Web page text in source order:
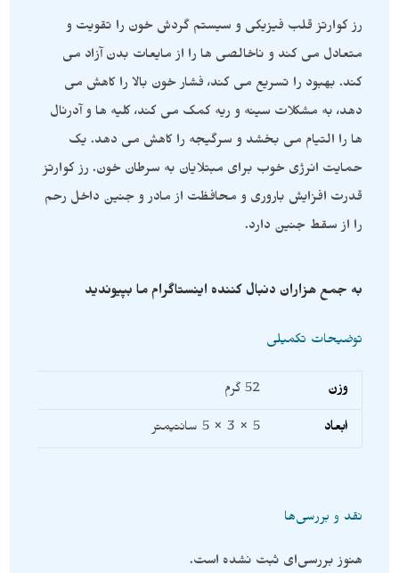
رز کوارتز قلب فیزیکی و سیستم گردش خون را تقویت و
متعادل می کند و ناخالصی ها را از مایعات بدن آزاد می
کند. بهبود را تسریع می کند، فشار خون بالا را کاهش می
دهد، به مشکلات سینه و ریه کمک می کند، کلیه ها و آدرنال
ها را التیام می بخشد و سرگیجه را کاهش می دهد. یک
حمایت انرژی خوب برای مبتلایان به سرطان خون. رز کوارتز
قدرت افزایش باروری و محافظت از مادر و جنین داخل رحم
را از سقط جنین دارد.
به جمع هزاران دنبال کننده اینستاگرام ما بپیوندید
توضیحات تکمیلی
وزن 52 گرم
ابعاد 5 × 3 × 5 سانتیمتر
نقد و بررسی‌ها
هنوز بررسی‌ای ثبت نشده است.